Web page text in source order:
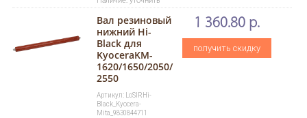
Вал резиновый
нижний Hi-
Black для
KyoceraKM-
1620/1650/2050/
2550
Артикул: LoSlRHi-
Black_Kyocera-
Mita_9830844711
1 360.80 р.
получить скидку